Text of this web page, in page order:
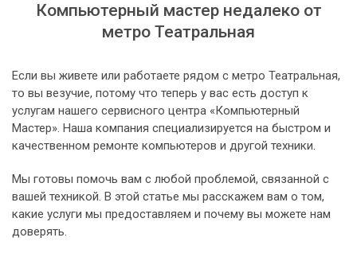
Компьютерный мастер недалеко от
метро Театральная
Если вы живете или работаете рядом с метро Театральная,
то вы везучие, потому что теперь у вас есть доступ к
услугам нашего сервисного центра «Компьютерный
Мастер». Наша компания специализируется на быстром и
качественном ремонте компьютеров и другой техники.
Мы готовы помочь вам с любой проблемой, связанной с
вашей техникой. В этой статье мы расскажем вам о том,
какие услуги мы предоставляем и почему вы можете нам
доверять.